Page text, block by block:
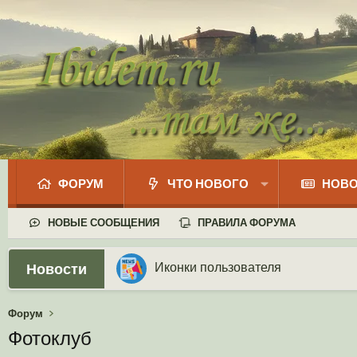
ФОРУМ ЧТО НОВОГО
НОВЫЕ СООБЩЕНИЯ ПРАВИЛА ФОРУМА
Новости Ваши собственные смайлики
Форум
Фотоклуб